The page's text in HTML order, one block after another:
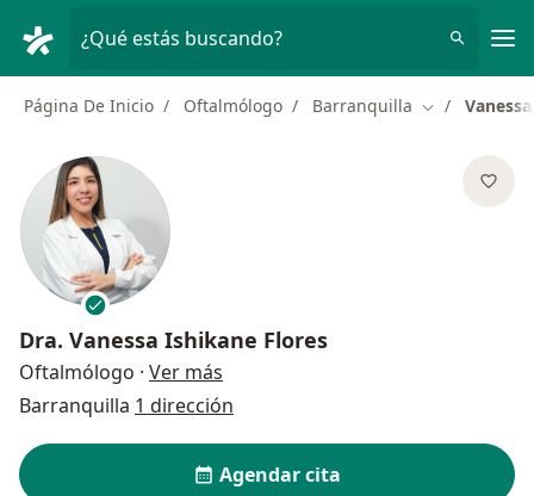
¿Qué estás buscando?
Página De Inicio Oftalmólogo Barranquilla Cambiar de
Dra. Vanessa Ishikane Flores
Oftalmólogo · Ver más
Barranquilla 1 dirección
Agendar cita